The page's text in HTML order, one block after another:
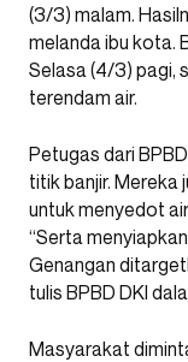
(3/3) malam.
melanda ibu kota.
Selasa (4/3) pagi,
terendam air.
Petugas dari
titik banjir. Mereka
untuk menyedot
“Serta
Genangan
tulis BPBD DKI
Masyarakat